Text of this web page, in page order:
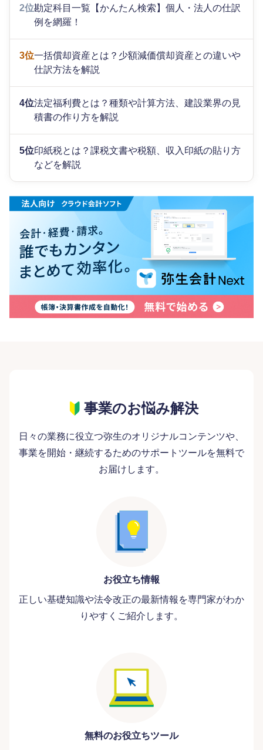
2位勘定科目一覧【かんたん検索】個人・法人の仕訳
例を網羅！
3位一括償却資産とは？少額減価償却資産との違いや
仕訳方法を解説
4位法定福利費とは？種類や計算方法、建設業界の見
積書の作り方を解説
5位印紙税とは？課税文書や税額、収入印紙の貼り方
などを解説
事業のお悩み解決
日々の業務に役立つ弥生のオリジナルコンテンツや、
事業を開始・継続するためのサポートツールを無料で
お届けします。
お役立ち情報
正しい基礎知識や法令改正の最新情報を専門家がわか
りやすくご紹介します。
無料のお役立ちツール